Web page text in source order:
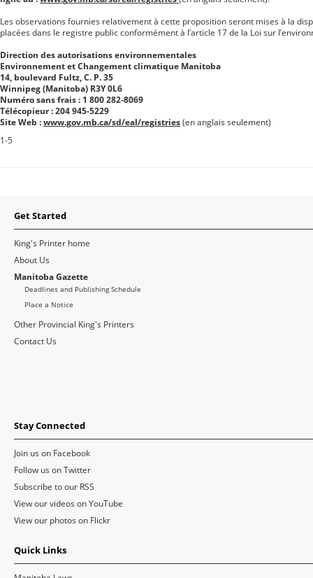
Les observations fournies relativement à cette proposition seront mises à la
placées dans le registre public conformément à l’article 17 de la Loi sur
Direction des autorisations environnementales
Environnement et Changement climatique Manitoba
14, boulevard Fultz, C. P. 35
Winnipeg (Manitoba) R3Y 0L6
Numéro sans frais : 1 800 282-8069
Télécopieur : 204 945-5229
Site Web : www.gov.mb.ca/sd/eal/registries (en anglais seulement)
1-5
Get Started
King's Printer home
About Us
Manitoba Gazette
Deadlines and Publishing Schedule
Place a Notice
Other Provincial King's Printers
Contact Us
Stay Connected
Join us on Facebook
Follow us on Twitter
Subscribe to our RSS
View our videos on YouTube
View our photos on Flickr
Quick Links